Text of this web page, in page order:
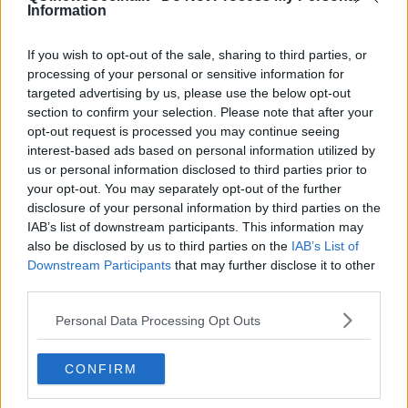
Information
If you wish to opt-out of the sale, sharing to third parties, or
processing of your personal or sensitive information for
targeted advertising by us, please use the below opt-out
section to confirm your selection. Please note that after your
opt-out request is processed you may continue seeing
interest-based ads based on personal information utilized by
us or personal information disclosed to third parties prior to
your opt-out. You may separately opt-out of the further
disclosure of your personal information by third parties on the
IAB’s list of downstream participants. This information may
also be disclosed by us to third parties on the IAB’s List of
Downstream Participants that may further disclose it to other
Personal Data Processing Opt Outs
CONFIRM
sente: “Guarda negli occhi il nemico. Usa la forza e l’intensità del
Inizialmente incerta, ma con la grinta necessaria, sicura di quel che
sta facendo, Elena si siede per terra ed esegue l’esercizio dettato
dal suoMaestrocon naturalezza, segno che è sulla buona strada.
Passa del tempo. Non si sa quanto. Trascorrono ore accumulando
parti di tempo, finché l’uomo non prende Elena da una parte e la
porta all’interno della dimora con queste parole: “Quanti anni mi
dai?”. Elena non sa cosa rispondere a quella domanda inusuale:
“Non saprei… di sicuro sopra gli ottanta…”.
La donna oramai abituata alla sua nudità, non fa caso alle sue
mani, quando la distende sulla stuoia, non avendo mai considerato
alcun tipo di approccio in quel senso. La delicatezza delle mani
impercettibili,senza mai toccare veramente quella pelle
piacere sull’epidermide della donna. “Dovrai allenarti a fare questo
al tuo uomo. Quando sarai in grado di fare questo passaggio, dal
cielo alla terra e viceversa, così come riesco a fare io l’uomo sarà
completamente tuo poiché anche lui proverà tutto questo”.
Giorni e giorni d’immensa fatica, per realizzare le movenze del